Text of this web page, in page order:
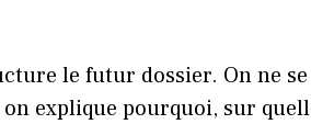
le futur dossier. On ne se
on explique pourquoi, sur